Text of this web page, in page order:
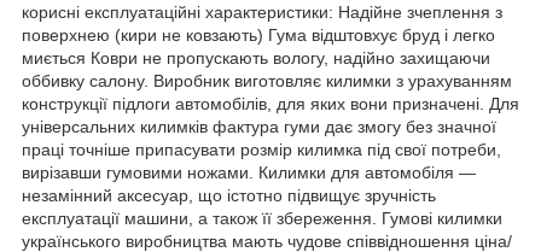
корисні експлуатаційні характеристики: Надійне зчеплення з
поверхнею (кири не ковзають) Гума відштовхує бруд і легко
миється Коври не пропускають вологу, надійно захищаючи
оббивку салону. Виробник виготовляє килимки з урахуванням
конструкції підлоги автомобілів, для яких вони призначені. Для
універсальних килимків фактура гуми дає змогу без значної
праці точніше припасувати розмір килимка під свої потреби,
вирізавши гумовими ножами. Килимки для автомобіля —
незамінний аксесуар, що істотно підвищує зручність
експлуатації машини, а також її збереження. Гумові килимки
українського виробництва мають чудове співвідношення ціна/